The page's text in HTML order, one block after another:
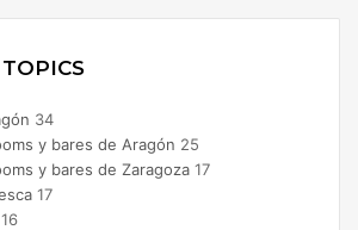
34
y bares de Aragón 25
y bares de Zaragoza 17
17
16